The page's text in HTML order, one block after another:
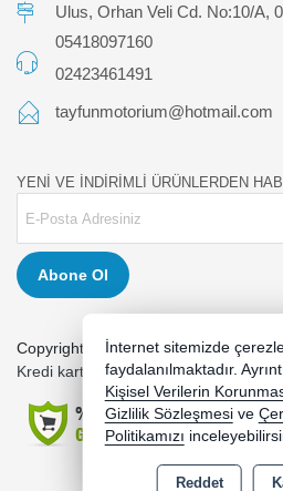
Ulus, Orhan Veli Cd. No:10/A,
05418097160
02423461491
tayfunmotorium@hotmail.com
YENİ VE İNDİRİMLİ ÜRÜNLERDEN
Abone Ol
Copyright 2026 tayfunmotor.com - Tüm
Kredi kartı bilgileriniz 256bit SSL
İnternet sitemizde
faydalanılmaktadır.
Kişisel Verilerin
Gizlilik Sözleşmesi ve
Politikamızı
Reddet